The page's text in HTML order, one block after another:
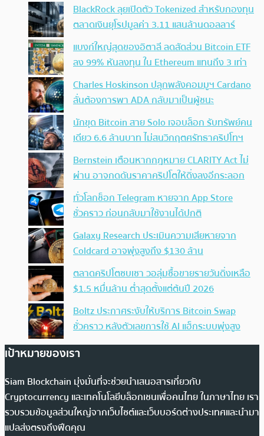
BlackRock ลุยเปิดตัว Tokenized สำหรับกองทุน
ตลาดเงินยุโรปมูลค่า 3.11 แสนล้านดอลลาร์
แบงก์ใหญ่สุดของอิตาลี ลดสัดส่วน Bitcoin ETF
ลง 99% หันลงทุน ใน Ethereum แทนถึง 3 เท่า
Charles Hoskinson ปลุกพลังคอมมูฯ Cardano
ลั่นต้องการพา ADA กลับมาเป็นผู้ชนะ
นักขุด Bitcoin สาย Solo เจอบล็อก รับทรัพย์คน
เดียว 6.6 ล้านบาท ไม่สนวิกฤตศรัทธาคริปโทฯ
Bernstein เตือนหากกฎหมาย CLARITY Act ไม่
ผ่าน อาจกดดันราคาคริปโตให้ดิ่งลงอีกระลอก
ทั่วโลกช็อก Telegram หายจาก App Store
ชั่วคราว ก่อนกลับมาใช้งานได้ปกติ
Galaxy Research ประเมินความเสียหายจาก
Coldcard อาจพุ่งสูงถึง $130 ล้าน
ตลาดคริปโตซบเซา วอลุ่มซื้อขายรายวันดิ่งเหลือ
$1.5 หมื่นล้าน ต่ำสุดตั้งแต่ต้นปี 2026
Boltz ประกาศระงับให้บริการ Bitcoin Swap
ชั่วคราว หลังตัวเลขการใช้ AI แฮ็กระบบพุ่งสูง
เป้าหมายของเรา
Siam Blockchain มุ่งมั่นที่จะช่วยนำเสนอสารเกี่ยวกับ
Cryptocurrency และเทคโนโลยีบล็อกเชนเพื่อคนไทย ในภาษาไทย เรา
รวบรวมข้อมูลส่วนใหญ่จากเว็บไซต์และเว็บบอร์ดต่างประเทศและนำมา
แปลส่งตรงถึงฟีดคุณ